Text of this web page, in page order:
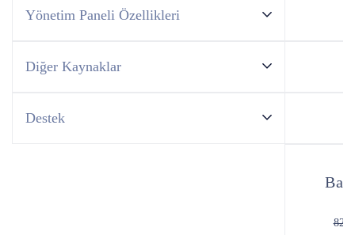
Yönetim Paneli Özellikleri
Diğer Kaynaklar
Destek